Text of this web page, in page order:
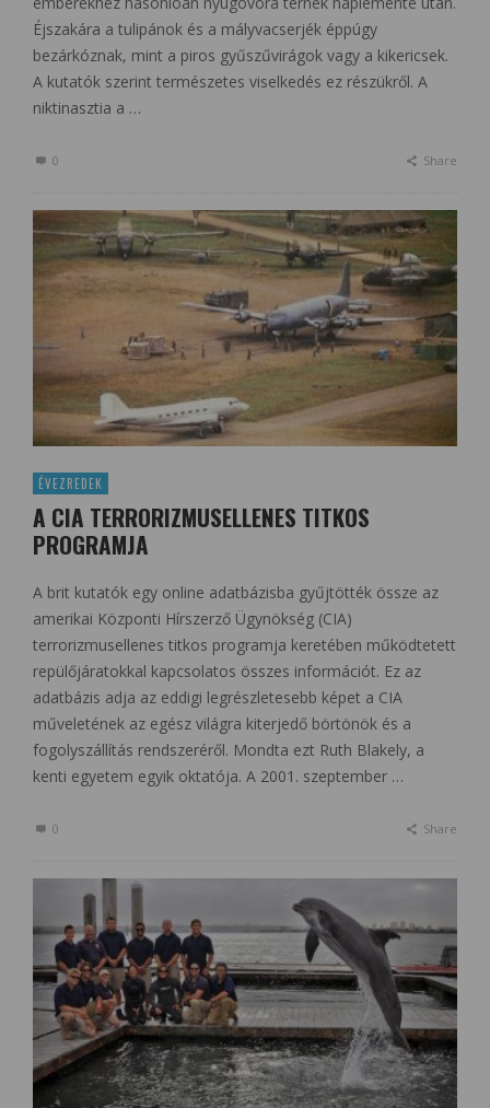
Éjszakára a tulipánok és a mályvacserjék éppúgy
bezárkóznak, mint a piros gyűszűvirágok vagy a kikericsek.
A kutatók szerint természetes viselkedés ez részükről. A
niktinasztia a …
0 Share
ÉVEZREDEK
A CIA TERRORIZMUSELLENES TITKOS
PROGRAMJA
A brit kutatók egy online adatbázisba gyűjtötték össze az
amerikai Központi Hírszerző Ügynökség (CIA)
terrorizmusellenes titkos programja keretében működtetett
repülőjáratokkal kapcsolatos összes információt. Ez az
adatbázis adja az eddigi legrészletesebb képet a CIA
műveletének az egész világra kiterjedő börtönök és a
fogolyszállítás rendszeréről. Mondta ezt Ruth Blakely, a
kenti egyetem egyik oktatója. A 2001. szeptember …
0 Share